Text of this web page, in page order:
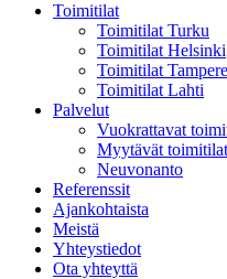
Toimitilat
Toimitilat Turku
Toimitilat Helsinki
Toimitilat Tampere
Toimitilat Lahti
Palvelut
Vuokrattavat
Myytävät toimitilat
Neuvonanto
Referenssit
Ajankohtaista
Meistä
Yhteystiedot
Ota yhteyttä